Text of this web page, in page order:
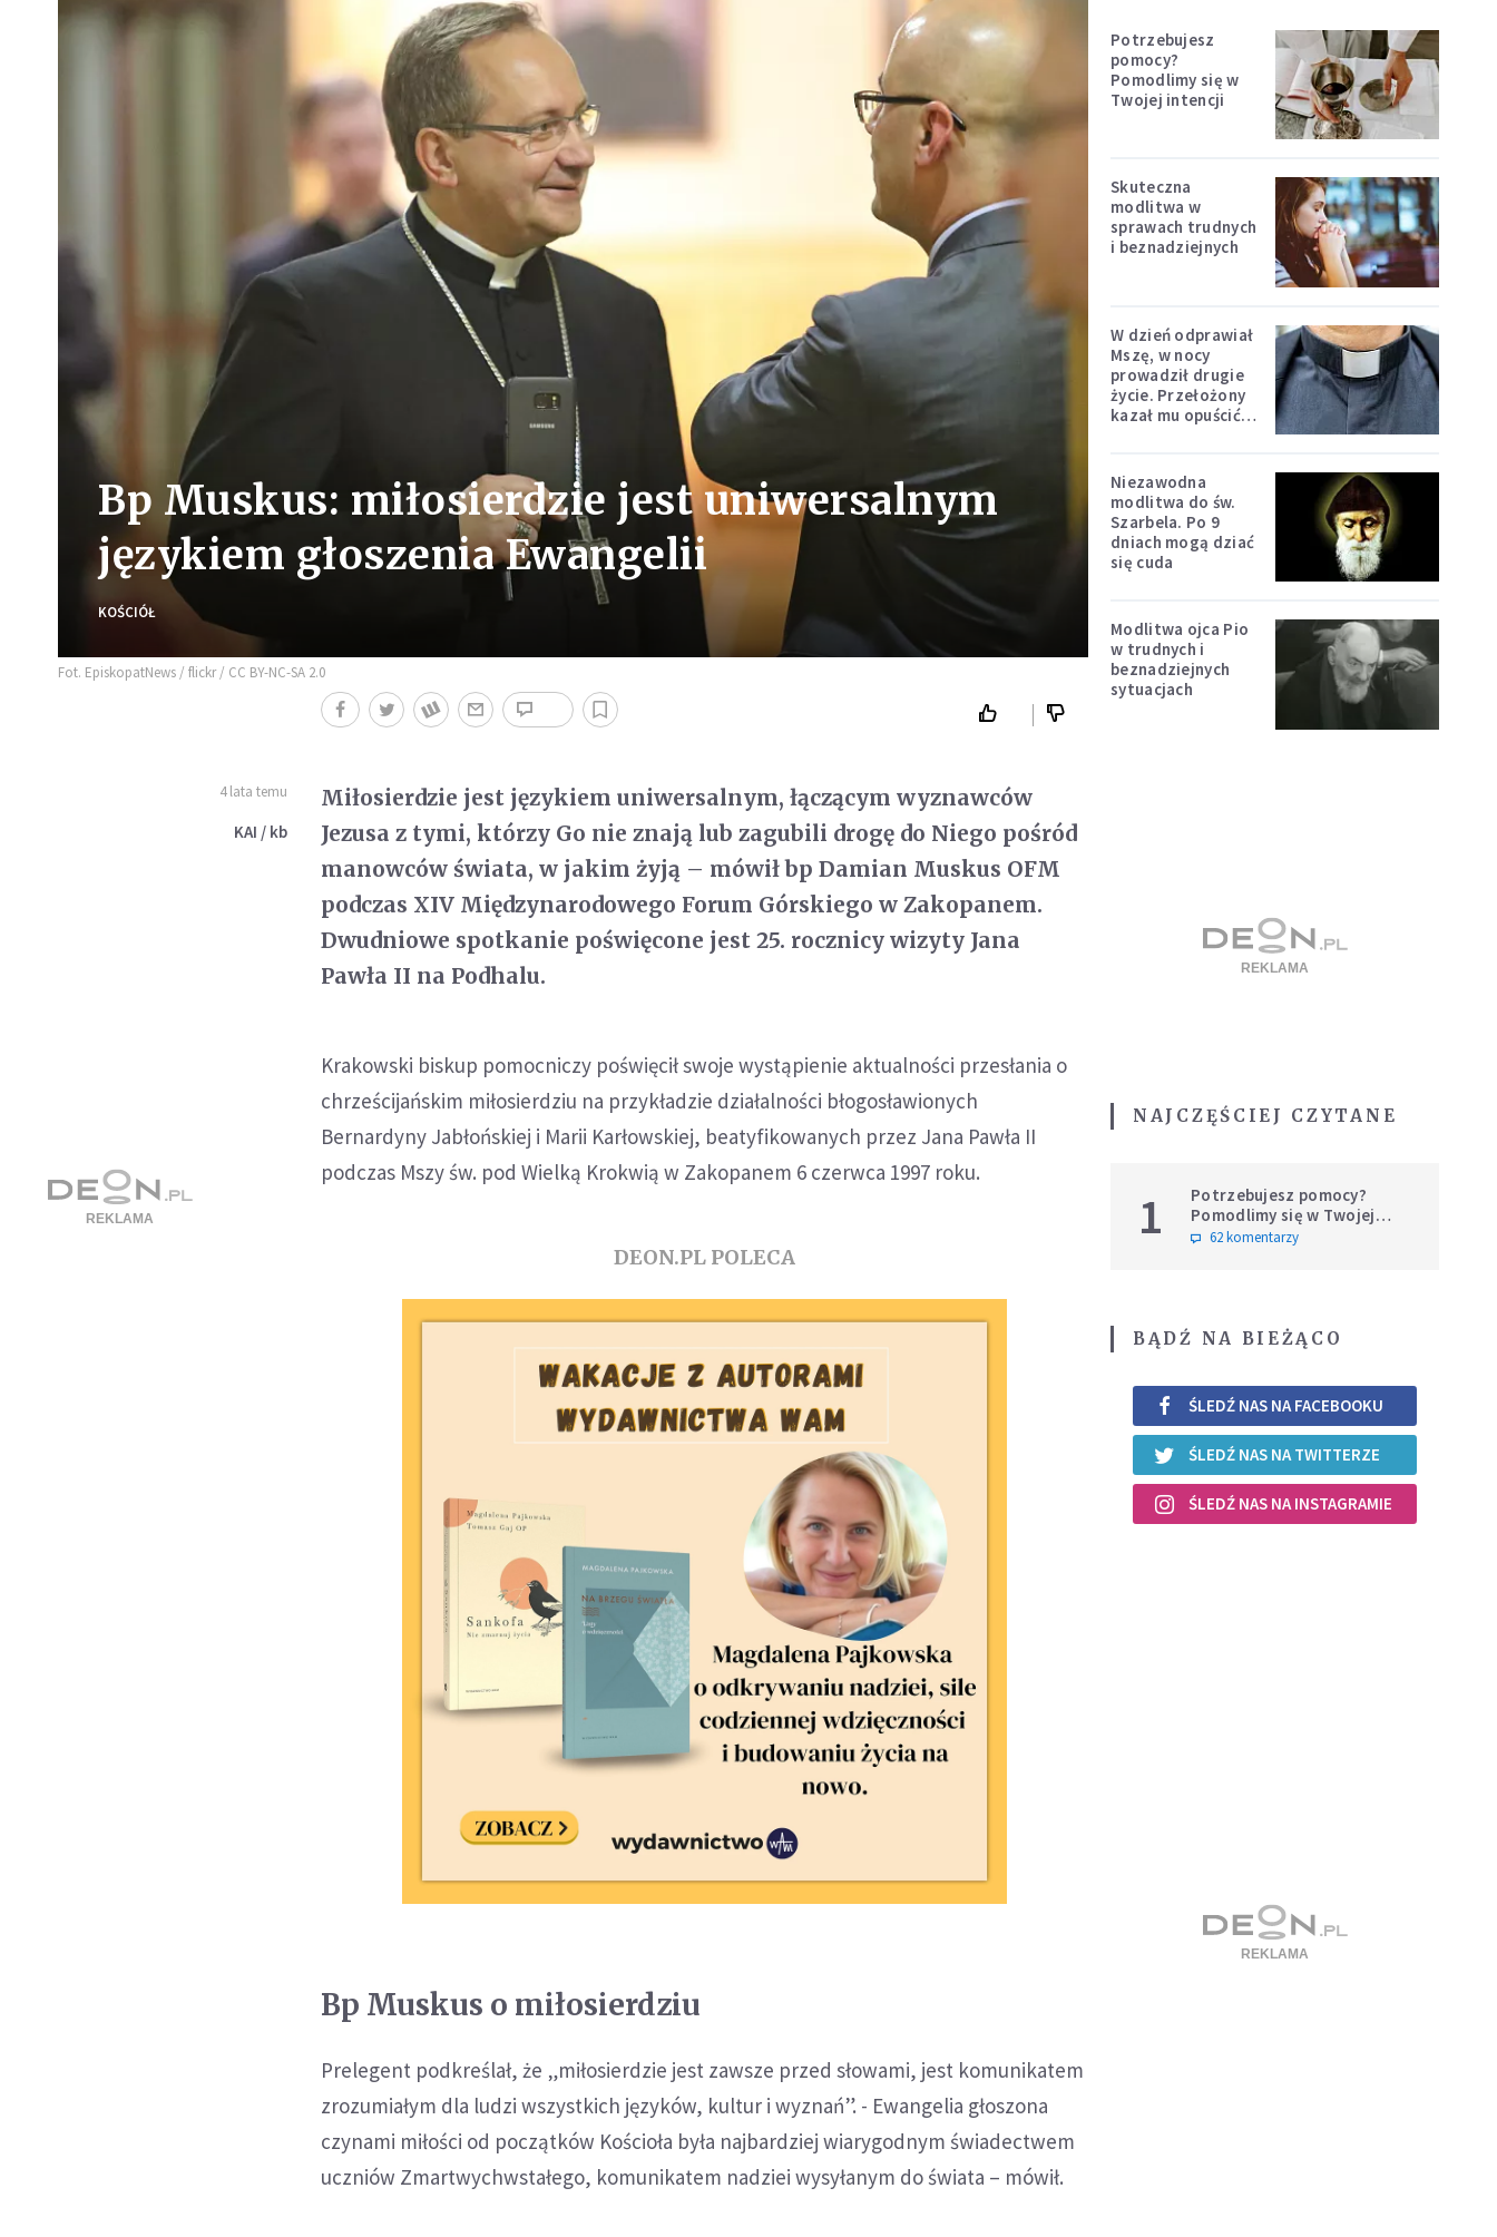
Bp Muskus: miłosierdzie jest uniwersalnym
językiem głoszenia Ewangelii
KOŚCIÓŁ
Fot. EpiskopatNews / flickr / CC BY-NC-SA 2.0
4 lata temu
KAI / kb
Miłosierdzie jest językiem uniwersalnym, łączącym wyznawców
Jezusa z tymi, którzy Go nie znają lub zagubili drogę do Niego pośród
manowców świata, w jakim żyją – mówił bp Damian Muskus OFM
podczas XIV Międzynarodowego Forum Górskiego w Zakopanem.
Dwudniowe spotkanie poświęcone jest 25. rocznicy wizyty Jana
Pawła II na Podhalu.
Krakowski biskup pomocniczy poświęcił swoje wystąpienie aktualności przesłania o
chrześcijańskim miłosierdziu na przykładzie działalności błogosławionych
Bernardyny Jabłońskiej i Marii Karłowskiej, beatyfikowanych przez Jana Pawła II
podczas Mszy św. pod Wielką Krokwią w Zakopanem 6 czerwca 1997 roku.
DEON.PL POLECA
Bp Muskus o miłosierdziu
Prelegent podkreślał, że „miłosierdzie jest zawsze przed słowami, jest komunikatem
zrozumiałym dla ludzi wszystkich języków, kultur i wyznań”. - Ewangelia głoszona
czynami miłości od początków Kościoła była najbardziej wiarygodnym świadectwem
uczniów Zmartwychwstałego, komunikatem nadziei wysyłanym do świata – mówił.
Potrzebujesz
pomocy?
Pomodlimy się w
Twojej intencji
Skuteczna
modlitwa w
sprawach trudnych
i beznadziejnych
W dzień odprawiał
Mszę, w nocy
prowadził drugie
życie. Przełożony
kazał mu opuścić
Niezawodna
modlitwa do św.
Szarbela. Po 9
dniach mogą dziać
się cuda
Modlitwa ojca Pio
w trudnych i
beznadziejnych
sytuacjach
NAJCZĘŚCIEJ CZYTANE
1
Potrzebujesz pomocy?
Pomodlimy się w Twojej
intencji
62 komentarzy
BĄDŹ NA BIEŻĄCO
ŚLEDŹ NAS NA FACEBOOKU
ŚLEDŹ NAS NA TWITTERZE
ŚLEDŹ NAS NA INSTAGRAMIE